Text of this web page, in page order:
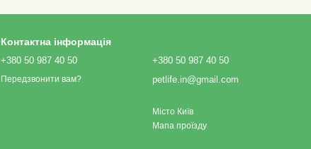
Контактна інформація
+380 50 987 40 50
Передзвонити вам?
+380 50 987 40 50
petlife.in@gmail.com
Місто Київ
Мапа проїзду